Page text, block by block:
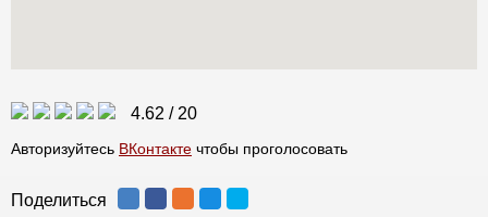
4.62 / 20
Авторизуйтесь ВКонтакте чтобы проголосовать
Поделиться